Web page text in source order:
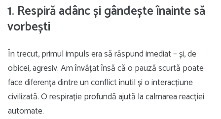
1. Respiră adânc și gândește înainte să
vorbești
În trecut, primul impuls era să răspund imediat – și, de
obicei, agresiv. Am învățat însă că o pauză scurtă poate
face diferența dintre un conflict inutil și o interacțiune
civilizată. O respirație profundă ajută la calmarea reacției
automate.